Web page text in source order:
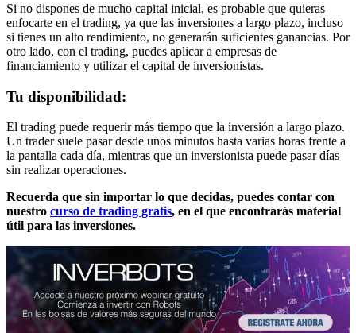
Si no dispones de mucho capital inicial, es probable que quieras
enfocarte en el trading, ya que las inversiones a largo plazo, incluso
si tienes un alto rendimiento, no generarán suficientes ganancias. Por
otro lado, con el trading, puedes aplicar a empresas de
financiamiento y utilizar el capital de inversionistas.
Tu disponibilidad:
El trading puede requerir más tiempo que la inversión a largo plazo.
Un trader suele pasar desde unos minutos hasta varias horas frente a
la pantalla cada día, mientras que un inversionista puede pasar días
sin realizar operaciones.
Recuerda que sin importar lo que decidas, puedes contar con
nuestro curso de trading gratis, en el que encontrarás material
útil para las inversiones.